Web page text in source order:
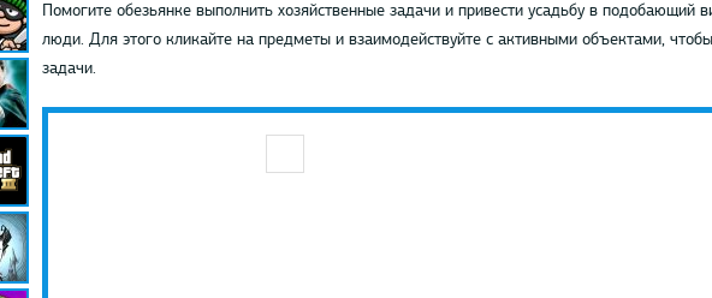
Помогите обезьянке выполнить хозяйственные задачи и привести усадьбу в подобающий
люди. Для этого кликайте на предметы и взаимодействуйте с активными объектами,
задачи.